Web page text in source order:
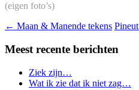
(eigen foto’s)
← Maan & Manende tekens Pineut
Meest recente berichten
Ziek zijn…
Wat ik zie dat ik niet zag…